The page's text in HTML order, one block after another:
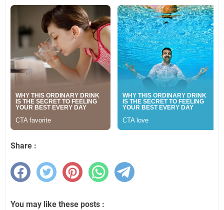
Share :
You may like these posts :